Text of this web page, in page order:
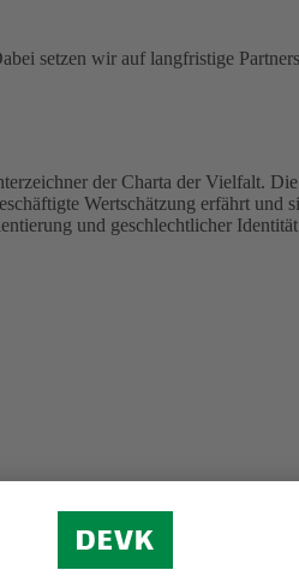
setzen wir auf langfristige
der Charta der Vielfalt.
Wertschätzung erfährt
und geschlechtlicher